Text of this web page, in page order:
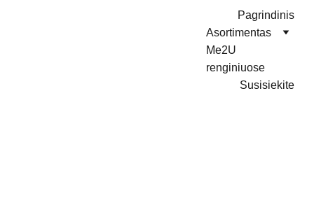
Pagrindinis
Asortimentas
Me2U
renginiuose
Susisiekite